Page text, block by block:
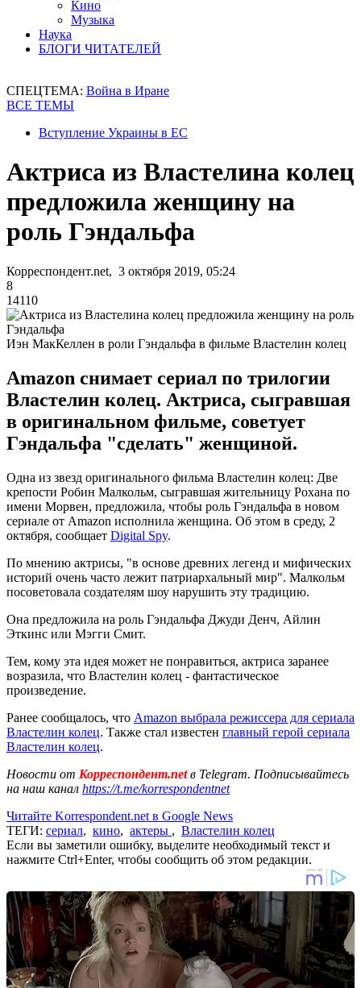
Кино
Музыка
Наука
БЛОГИ ЧИТАТЕЛЕЙ
СПЕЦТЕМА: Война в Иране
ВСЕ ТЕМЫ
Вступление Украины в ЕС
Актриса из Властелина колец
предложила женщину на
роль Гэндальфа
Корреспондент.net, 3 октября 2019, 05:24
8
14110
Иэн МакКеллен в роли Гэндальфа в фильме Властелин колец
Amazon снимает сериал по трилогии
Властелин колец. Актриса, сыгравшая
в оригинальном фильме, советует
Гэндальфа "сделать" женщиной.
Одна из звезд оригинального фильма Властелин колец: Две
крепости Робин Малкольм, сыгравшая жительницу Рохана по
имени Морвен, предложила, чтобы роль Гэндальфа в новом
сериале от Amazon исполнила женщина. Об этом в среду, 2
октября, сообщает Digital Spy.
По мнению актрисы, "в основе древних легенд и мифических
историй очень часто лежит патриархальный мир". Малкольм
посоветовала создателям шоу нарушить эту традицию.
Она предложила на роль Гэндальфа Джуди Денч, Айлин
Эткинс или Мэгги Смит.
Тем, кому эта идея может не понравиться, актриса заранее
возразила, что Властелин колец - фантастическое
произведение.
Ранее сообщалось, что Amazon выбрала режиссера для сериала
Властелин колец. Также стал известен главный герой сериала
Властелин колец.
Новости от Корреспондент.netв Telegram. Подписывайтесь
на наш канал https://t.me/korrespondentnet
Читайте Korrespondent.net в Google News
ТЕГИ: сериал, кино, актеры , Властелин колец
Если вы заметили ошибку, выделите необходимый текст и
нажмите Ctrl+Enter, чтобы сообщить об этом редакции.